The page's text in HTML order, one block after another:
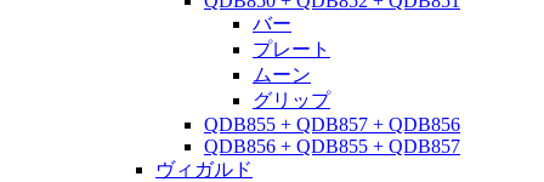
バー
プレート
ムーン
グリップ
QDB855 + QDB857 + QDB856
QDB856 + QDB855 + QDB857
ヴィガルド